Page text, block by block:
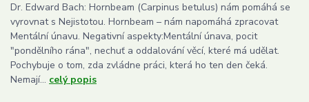
Dr. Edward Bach: Hornbeam (Carpinus betulus) nám pomáhá se
vyrovnat s Nejistotou. Hornbeam – nám napomáhá zpracovat
Mentální únavu. Negativní aspekty:Mentální únava, pocit
"pondělního rána", nechuť a oddalování věcí, které má udělat.
Pochybuje o tom, zda zvládne práci, která ho ten den čeká.
Nemají... celý popis